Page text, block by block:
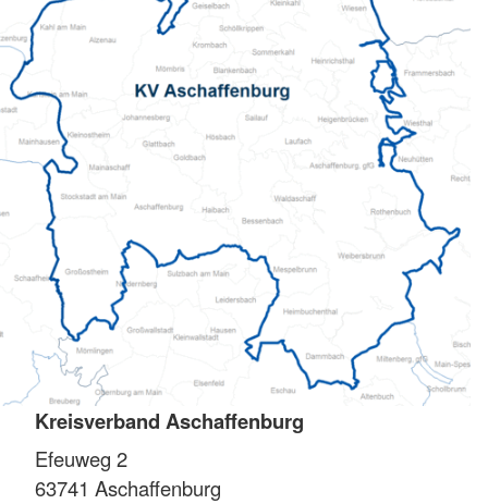
Kreisverband Aschaffenburg
Efeuweg 2
63741 Aschaffenburg